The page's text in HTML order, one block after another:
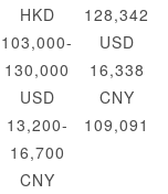
HKD
103,000-
130,000
USD
13,200-
16,700
CNY
128,342
USD
16,338
CNY
109,091